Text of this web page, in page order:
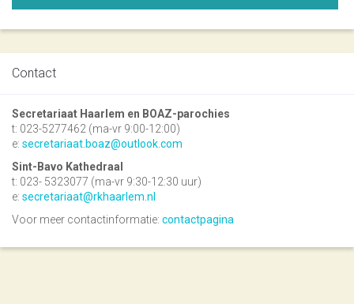
Contact
Secretariaat Haarlem en BOAZ-parochies
t: 023-5277462 (ma-vr 9:00-12:00)
e: secretariaat.boaz@outlook.com
Sint-Bavo Kathedraal
t: 023- 5323077 (ma-vr 9:30-12:30 uur)
e: secretariaat@rkhaarlem.nl
Voor meer contactinformatie: contactpagina